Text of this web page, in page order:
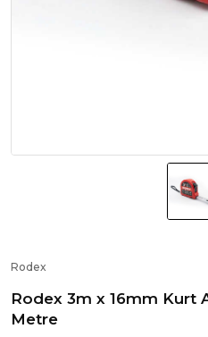
Rodex
Rodex 3m x 16mm Kurt
Metre